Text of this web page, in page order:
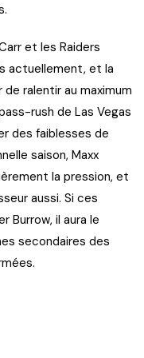
et les Raiders
actuellement, et la
ralentir au maximum
rush de Las Vegas
des faiblesses de
saison, Maxx
la pression, et
aussi. Si ces
Burrow, il aura le
secondaires des